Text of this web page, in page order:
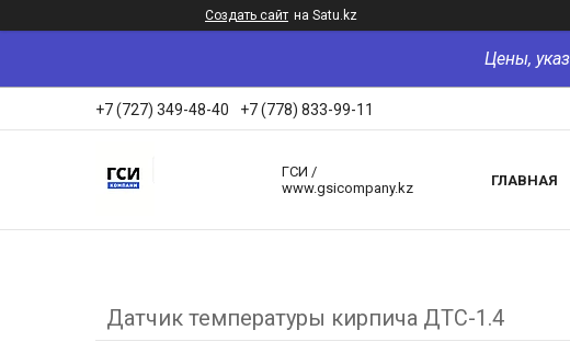
Создать сайт на Satu.kz
Цены,
+7 (727) 349-48-40 +7 (778) 833-99-11
ГСИ /
www.gsicompany.kz
ГЛАВНАЯ
Датчик температуры кирпича ДТС-1.4